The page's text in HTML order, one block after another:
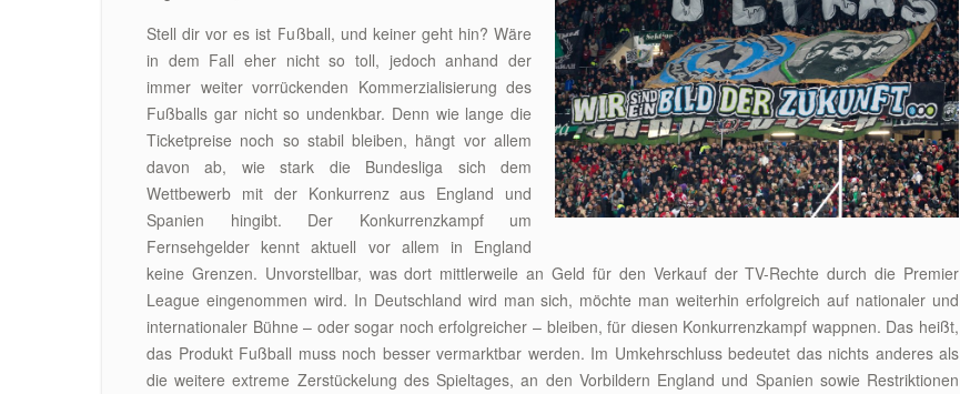
Stell dir vor es ist Fußball, und keiner geht hin? Wäre
in dem Fall eher nicht so toll, jedoch anhand der
immer weiter vorrückenden Kommerzialisierung des
Fußballs gar nicht so undenkbar. Denn wie lange die
Ticketpreise noch so stabil bleiben, hängt vor allem
davon ab, wie stark die Bundesliga sich dem
Wettbewerb mit der Konkurrenz aus England und
Spanien hingibt. Der Konkurrenzkampf um
Fernsehgelder kennt aktuell vor allem in England
keine Grenzen. Unvorstellbar, was dort mittlerweile an Geld für den Verkauf der TV-Rechte durch die Premier
League eingenommen wird. In Deutschland wird man sich, möchte man weiterhin erfolgreich auf nationaler und
internationaler Bühne – oder sogar noch erfolgreicher – bleiben, für diesen Konkurrenzkampf wappnen. Das heißt,
das Produkt Fußball muss noch besser vermarktbar werden. Im Umkehrschluss bedeutet das nichts anderes als
die weitere extreme Zerstückelung des Spieltages, an den Vorbildern England und Spanien sowie Restriktionen